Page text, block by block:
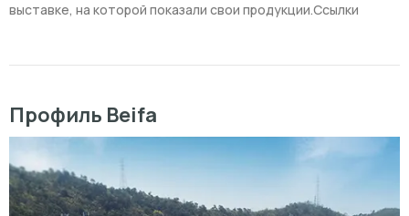
выставке, на которой показали свои продукции.Ссылки
Профиль Beifa